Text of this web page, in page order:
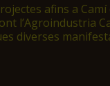
afins a
l’Agroindustria
diverses